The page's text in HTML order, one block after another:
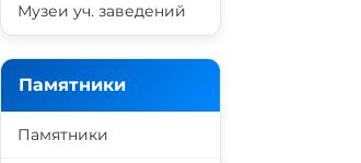
Музеи уч. заведений
Памятники
Памятники